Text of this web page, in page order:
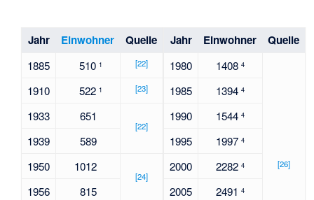
Jahr Einwohner Quelle
1885 510 1 [22]
1910 522 1 [23]
1933 651
[22]
1939
589
1950
1012
[24]
1956
815
Jahr Einwohner Quelle
1980 14084
[26]
1985 13944
1990 15444
1995 19974
2000 22824
2005 24914